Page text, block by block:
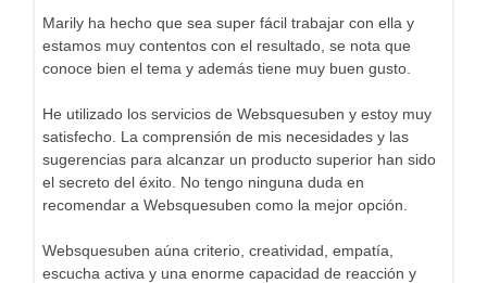
Marily ha hecho que sea super fácil trabajar con ella y
estamos muy contentos con el resultado, se nota que
conoce bien el tema y además tiene muy buen gusto.
He utilizado los servicios de Websquesuben y estoy muy
satisfecho. La comprensión de mis necesidades y las
sugerencias para alcanzar un producto superior han sido
el secreto del éxito. No tengo ninguna duda en
recomendar a Websquesuben como la mejor opción.
Websquesuben aúna criterio, creatividad, empatía,
escucha activa y una enorme capacidad de reacción y